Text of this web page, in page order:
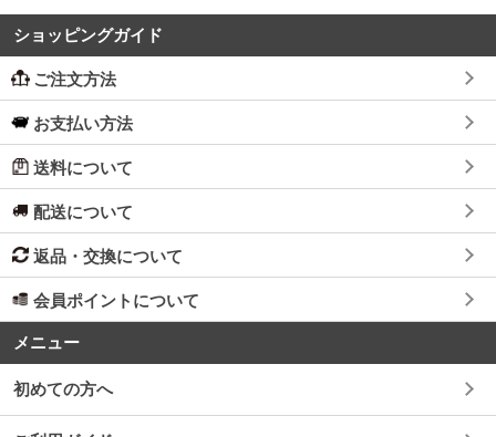
ショッピングガイド
ご注文方法
お支払い方法
送料について
配送について
返品・交換について
会員ポイントについて
メニュー
初めての方へ